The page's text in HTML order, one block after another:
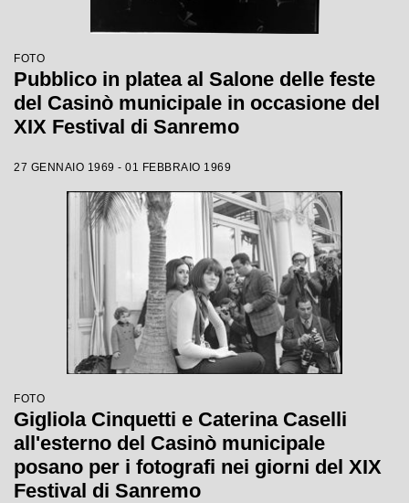
FOTO
Pubblico in platea al Salone delle feste
del Casinò municipale in occasione del
XIX Festival di Sanremo
27 GENNAIO 1969 - 01 FEBBRAIO 1969
FOTO
Gigliola Cinquetti e Caterina Caselli
all'esterno del Casinò municipale
posano per i fotografi nei giorni del XIX
Festival di Sanremo